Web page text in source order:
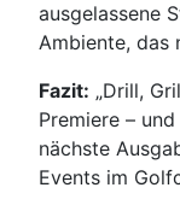
ausgelassene
Ambiente, das
Fazit: „Drill,
Premiere –
nächste
Events im